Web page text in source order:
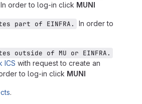
In order to log-in click MUNI
part of EINFRA.
In order to
outside of MU or EINFRA.
ICS with request to create an
to log-in click MUNI
.